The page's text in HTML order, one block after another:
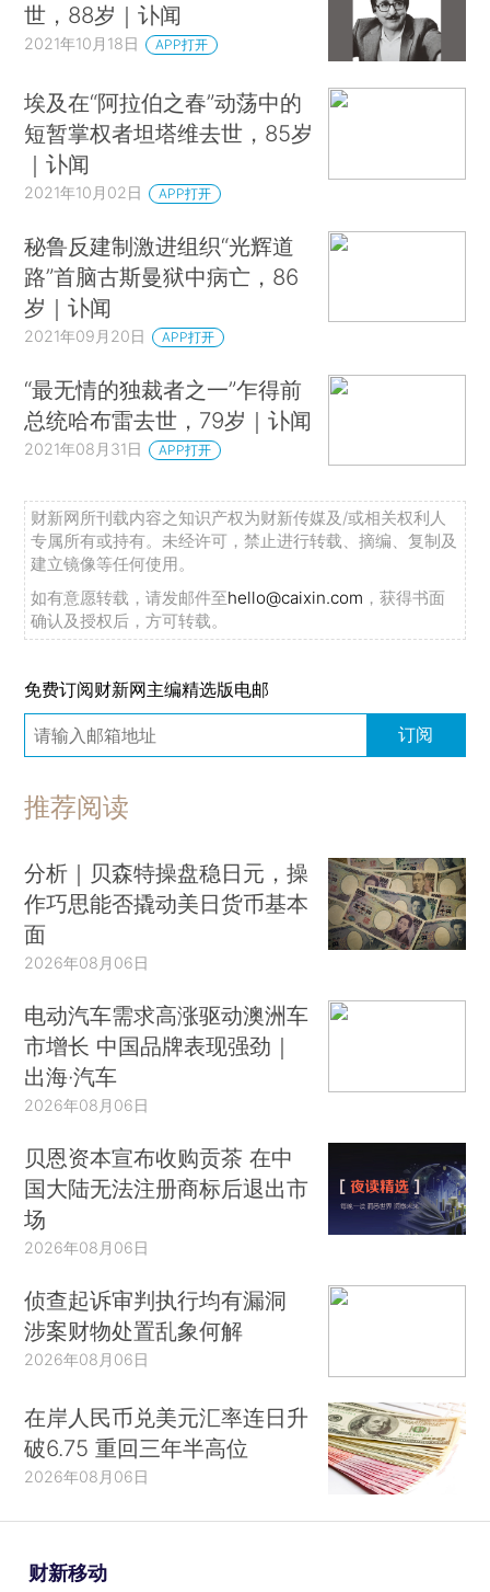
世，88岁｜讣闻
2021年10月18日 APP打开
埃及在“阿拉伯之春”动荡中的
短暂掌权者坦塔维去世，85岁
｜讣闻
2021年10月02日 APP打开
秘鲁反建制激进组织“光辉道
路”首脑古斯曼狱中病亡，86
岁｜讣闻
2021年09月20日 APP打开
“最无情的独裁者之一”乍得前
总统哈布雷去世，79岁｜讣闻
2021年08月31日 APP打开
财新网所刊载内容之知识产权为财新传媒及/或相关权利人
专属所有或持有。未经许可，禁止进行转载、摘编、复制及
建立镜像等任何使用。
如有意愿转载，请发邮件至hello@caixin.com ，获得书面
确认及授权后，方可转载。
免费订阅财新网主编精选版电邮
订阅
推荐阅读
分析｜贝森特操盘稳日元，操
作巧思能否撬动美日货币基本
面
2026年08月06日
电动汽车需求高涨驱动澳洲车
市增长 中国品牌表现强劲｜
出海·汽车
2026年08月06日
贝恩资本宣布收购贡茶 在中
国大陆无法注册商标后退出市
场
2026年08月06日
侦查起诉审判执行均有漏洞
涉案财物处置乱象何解
2026年08月06日
在岸人民币兑美元汇率连日升
破6.75 重回三年半高位
2026年08月06日
财新移动